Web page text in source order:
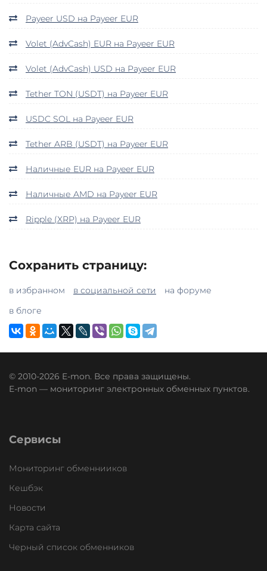
Payeer USD на Payeer EUR
Volet (AdvCash) EUR на Payeer EUR
Volet (AdvCash) USD на Payeer EUR
Tether TON (USDT) на Payeer EUR
USDC SOL на Payeer EUR
Tether ARB (USDT) на Payeer EUR
Наличные EUR на Payeer EUR
Наличные AMD на Payeer EUR
Ripple (XRP) на Payeer EUR
Сохранить страницу:
в избранном в социальной сети
на форуме
в блоге
© 2010-2026 E-mon. Все права защищены.
E-mon — мониторинг электронных обменных пунктов.
Сервисы
Мониторинг обменнииков
Кешбэк
Новости
Карта сайта
Черный список обменников